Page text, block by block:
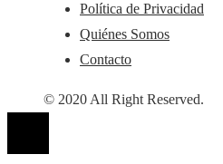
Política de Privacidad
Quiénes Somos
Contacto
© 2020 All Right Reserved.